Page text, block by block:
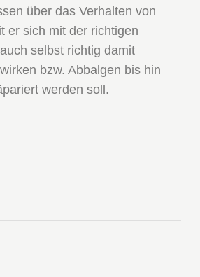
über das Verhalten von
er sich mit der richtigen
selbst richtig damit
bzw. Abbalgen bis hin
werden soll.